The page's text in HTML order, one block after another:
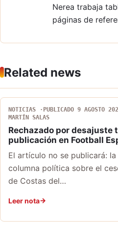
Nerea trabaja
páginas de
Related news
NOTICIAS PUBLICADO 9 AGOSTO
MARTÍN SALAS
Rechazado por
publicación en Football
El artículo no se publicará:
columna política sobre el
de Costas del…
Leer nota